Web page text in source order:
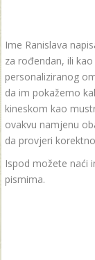
Ime Ranislava
za rođendan, ili
personaliziranog
da im pokažemo
kineskom kao
ovakvu namjenu
da provjeri
Ispod možete naći
pismima.